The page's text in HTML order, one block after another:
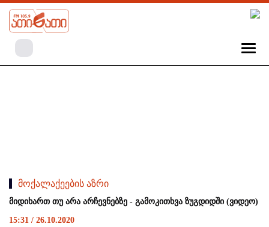
მოქალაქეების აზრი
მიდიხართ თუ არა არჩევნებზე - გამოკითხვა ზუგდიდში (ვიდეო)
15:31 / 26.10.2020